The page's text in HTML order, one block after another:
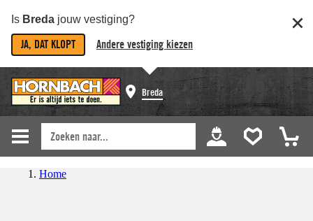
Is Breda jouw vestiging?
JA, DAT KLOPT Andere vestiging kiezen
Breda
Home